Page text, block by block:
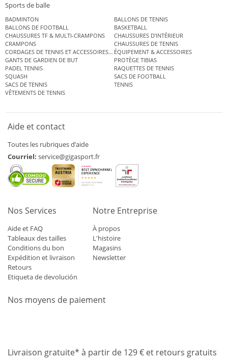
Sports de balle
BADMINTON
BALLONS DE TENNIS
BALLONS DE FOOTBALL
BASKETBALL
CHAUSSURES TF & MULTI-CRAMPONS
CHAUSSURES D’INTÉRIEUR
CRAMPONS
CHAUSSURES DE TENNIS
CORDAGES DE TENNIS ET ACCESSOIRES DE TENNISÉQUIPEMENT & ACCESSOIRES
GANTS DE GARDIEN DE BUT
PROTÈGE TIBIAS
PADEL TENNIS
RAQUETTES DE TENNIS
SQUASH
SACS DE FOOTBALL
SACS DE TENNIS
TENNIS
VÊTEMENTS DE TENNIS
Aide et contact
Toutes les rubriques d’aide
Courriel: service@gigasport.fr
Nos Services
Aide et FAQ
Tableaux des tailles
Conditions du bon
Expédition et livraison
Retours
Etiqueta de devolución
Notre Entreprise
À propos
L'histoire
Magasins
Newsletter
Nos moyens de paiement
Livraison gratuite* à partir de 129 € et retours gratuits